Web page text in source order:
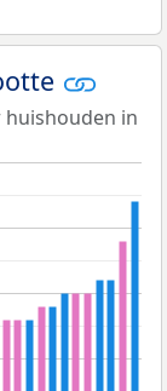
huishouden in